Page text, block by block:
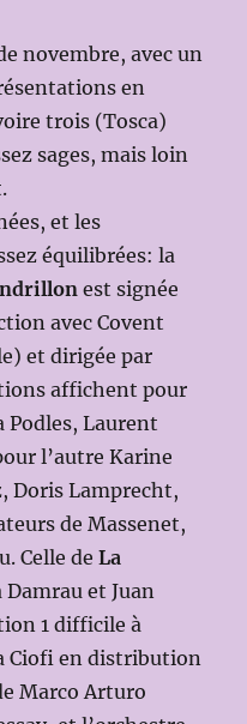
novembre, avec un
en
trois (Tosca)
sages, mais loin
et les
équilibrées: la
est signée
avec Covent
et dirigée par
affichent pour
Podles, Laurent
l’autre Karine
Doris Lamprecht,
de Massenet,
Celle deLa
et Juan
1 difficile à
Ciofi en distribution
Marco Arturo